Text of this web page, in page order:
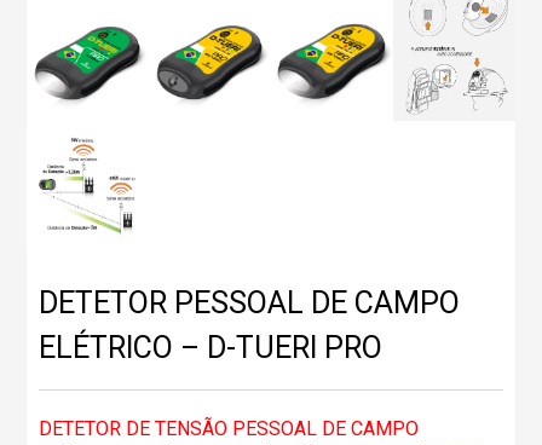
DETETOR PESSOAL DE CAMPO
ELÉTRICO – D-TUERI PRO
DETETOR DE TENSÃO PESSOAL DE CAMPO